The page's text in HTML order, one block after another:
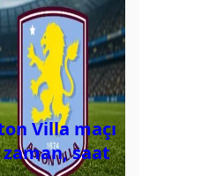
Villa maçı
saat